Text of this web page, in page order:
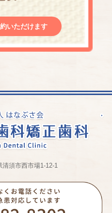
いただけます
清須市西市場1-12-1